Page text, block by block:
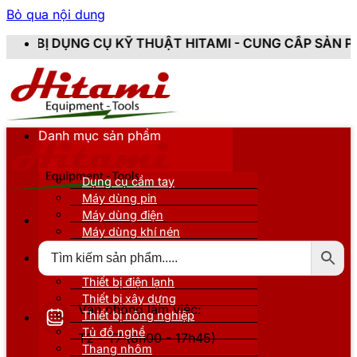
Bỏ qua nội dung
THUẬT HITAMI - CUNG CẤP SẢN PHẨM CHÍNH
Văn phòng làm việc:
T2 - T7 (8h00 - 17h45)
Danh mục sản phẩm
Dụng cụ cầm tay
Máy dùng pin
Máy dùng điện
Máy dùng khí nén
Thiết bị nâng đỡ
Thiết bị điện lạnh
Thiết bị xây dựng
Thiết bị nông nghiệp
Tủ đồ nghề
Thang nhôm